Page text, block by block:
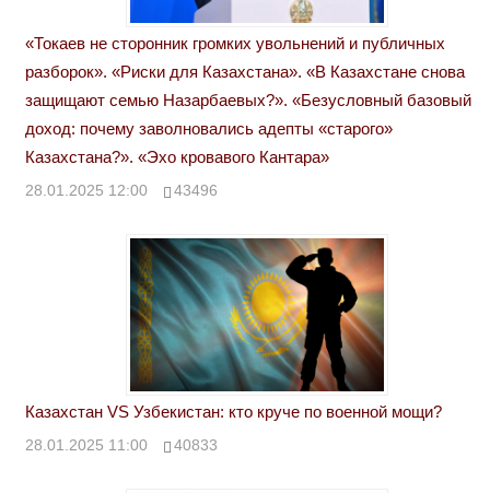
«Токаев не сторонник громких увольнений и публичных
разборок». «Риски для Казахстана». «В Казахстане снова
защищают семью Назарбаевых?». «Безусловный базовый
доход: почему заволновались адепты «старого»
Казахстана?». «Эхо кровавого Кантара»
28.01.2025 12:00 43496
Казахстан VS Узбекистан: кто круче по военной мощи?
28.01.2025 11:00 40833